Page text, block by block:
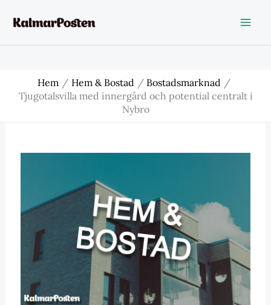
Hem Hem & Bostad
Bostadsmarknad
Tjugotalsvilla med innergård och potential centralt i
Nybro